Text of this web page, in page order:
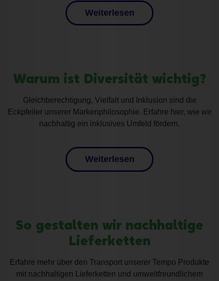
Weiterlesen
Warum ist Diversität wichtig?
Gleichberechtigung, Vielfalt und Inklusion sind die
Eckpfeiler unserer Markenphilosophie. Erfahre hier, wie wir
nachhaltig ein inklusives Umfeld fördern.
Weiterlesen
So gestalten wir nachhaltige
Lieferketten
Erfahre mehr über den Transport unserer Tempo Produkte
mit nachhaltigen Lieferketten und umweltfreundlichem